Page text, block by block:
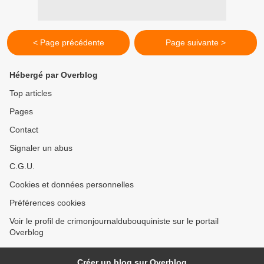
< Page précédente Page suivante >
Hébergé par Overblog
Top articles
Pages
Contact
Signaler un abus
C.G.U.
Cookies et données personnelles
Préférences cookies
Voir le profil de crimonjournaldubouquiniste sur le portail
Overblog